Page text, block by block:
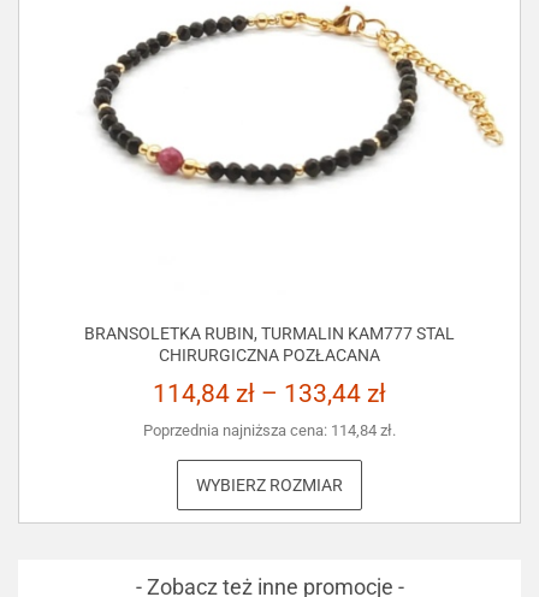
BRANSOLETKA RUBIN, TURMALIN KAM777 STAL
CHIRURGICZNA POZŁACANA
114,84 zł – 133,44 zł
Poprzednia najniższa cena: 114,84 zł.
WYBIERZ ROZMIAR
- Zobacz też inne promocje -